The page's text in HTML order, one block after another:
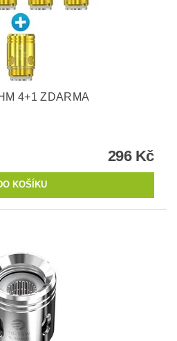
4+1 ZDARMA
296 Kč